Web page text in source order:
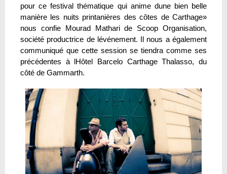
pour ce festival thématique qui anime dune bien belle
manière les nuits printanières des côtes de Carthage»
nous confie Mourad Mathari de Scoop Organisation,
société productrice de lévénement. Il nous a également
communiqué que cette session se tiendra comme ses
précédentes à lHôtel Barcelo Carthage Thalasso, du
côté de Gammarth.